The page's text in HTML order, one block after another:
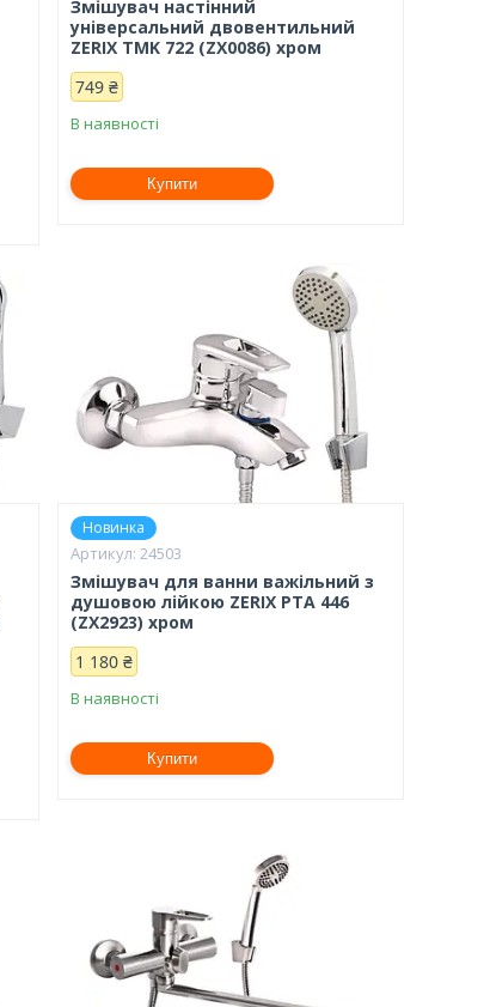
Змішувач настінний
універсальний двовентильний
ZERIX TMK 722 (ZX0086) хром
749 ₴
В наявності
Купити
Новинка
24503
Змішувач для ванни важільний з
душовою лійкою ZERIX PTA 446
(ZX2923) хром
1 180 ₴
В наявності
Купити